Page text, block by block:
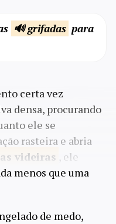
🔊 grifadas para
certa vez
densa, procurando
ele se
rasteira e abria
videiras , ele
menos que uma
de medo,